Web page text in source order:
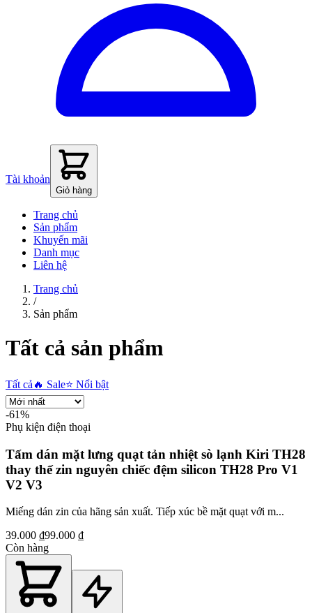
Tài khoản
Giỏ hàng
Trang chủ
Sản phẩm
Khuyến mãi
Danh mục
Liên hệ
Trang chủ
/
Sản phẩm
Tất cả sản phẩm
Tất cả 🔥 Sale⭐ Nổi bật
-61%
Phụ kiện điện thoại
Tấm dán mặt lưng quạt tản nhiệt sò lạnh Kiri TH28
thay thế zin nguyên chiếc đệm silicon TH28 Pro V1
V2 V3
Miếng dán zin của hãng sản xuất. Tiếp xúc bề mặt quạt với m...
39.000 ₫99.000 ₫
Còn hàng